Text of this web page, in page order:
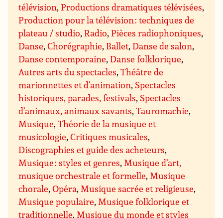
télévision,Productions dramatiques télévisées,
Production pour la télévision : techniques de
plateau / studio,Radio,Pièces radiophoniques,
Danse,Chorégraphie, Ballet,Danse de salon,
Danse contemporaine,Danse folklorique,
Autres arts du spectacles,Théâtre de
marionnettes et d’animation, Spectacles
historiques, parades, festivals, Spectacles
d’animaux, animaux savants,Tauromachie,
Musique,Théorie de la musique et
musicologie,Critiques musicales,
Discographies et guide des acheteurs,
Musique : styles et genres,Musique d’art,
musique orchestrale et formelle,Musique
chorale,Opéra,Musique sacrée et religieuse,
Musique populaire,Musique folklorique et
traditionnelle,Musique du monde et styles